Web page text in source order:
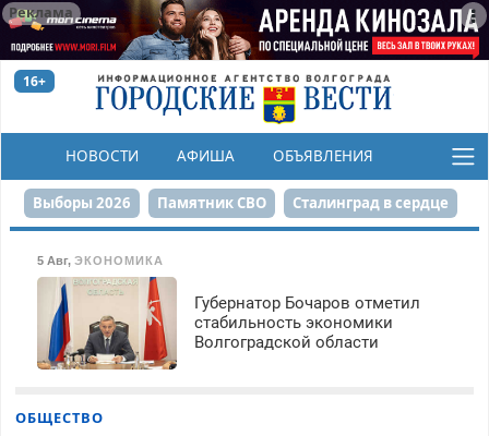
Реклама
16+
НОВОСТИ АФИША ОБЪЯВЛЕНИЯ
КОНКУРСЫ
Выборы 2026 Памятник СВО Сталинград в сердце
Реконструкция ЦПКиО На службе городу
80-летие Победы Парк Героев-летчиков
5 Авг, ЭКОНОМИКА
Губернатор Бочаров отметил
стабильность экономики
Волгоградской области
ОБЩЕСТВО